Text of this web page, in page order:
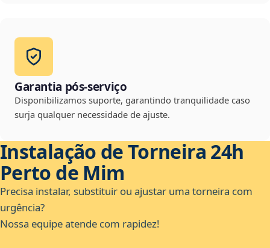
Garantia pós-serviço
Disponibilizamos suporte, garantindo tranquilidade caso
surja qualquer necessidade de ajuste.
Instalação de Torneira 24h
Perto de Mim
Precisa instalar, substituir ou ajustar uma torneira com
urgência?
Nossa equipe atende com rapidez!